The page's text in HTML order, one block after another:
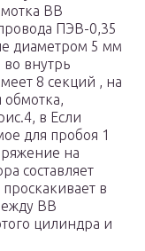
ВВ
ПЭВ-0,35
диаметром 5 мм
внутрь
8 секций , на
обмотка,
в Если
для пробоя 1
на
составляет
в
ВВ
цилиндра и